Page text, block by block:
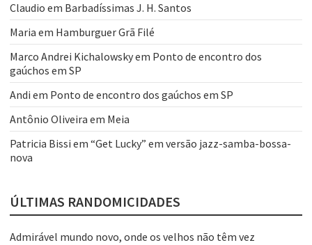
Claudio em Barbadíssimas J. H. Santos
Maria em Hamburguer Grã Filé
Marco Andrei Kichalowskyem Ponto de encontro dos
gaúchos em SP
Andi em Ponto de encontro dos gaúchos em SP
Antônio Oliveira em Meia
Patricia Bissi em “Get Lucky” em versão jazz-samba-bossa-
nova
ÚLTIMAS RANDOMICIDADES
Admirável mundo novo, onde os velhos não têm vez